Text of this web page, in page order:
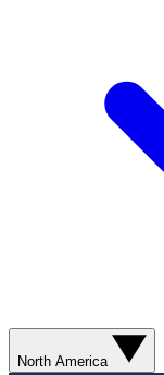
North America